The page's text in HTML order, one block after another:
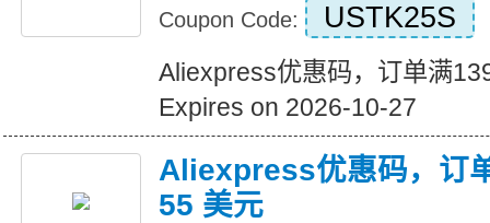
Coupon Code: USTK25S
Aliexpress优惠码，订单满
Expires on 2026-10-27
Aliexpress优惠码，订
55 美元